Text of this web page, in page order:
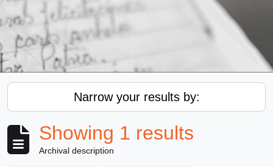
Narrow your results by:
Showing 1 results
Archival description